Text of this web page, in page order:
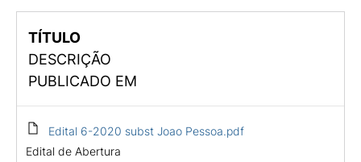
TÍTULO
DESCRIÇÃO
PUBLICADO EM
Edital 6-2020 subst Joao Pessoa.pdf
Edital de Abertura